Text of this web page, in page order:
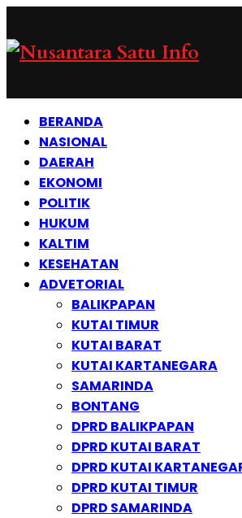
BERANDA
NASIONAL
DAERAH
EKONOMI
POLITIK
HUKUM
KALTIM
KESEHATAN
ADVETORIAL
BALIKPAPAN
KUTAI TIMUR
KUTAI BARAT
KUTAI KARTANEGARA
SAMARINDA
BONTANG
DPRD BALIKPAPAN
DPRD KUTAI BARAT
DPRD KUTAI
DPRD KUTAI TIMUR
DPRD SAMARINDA